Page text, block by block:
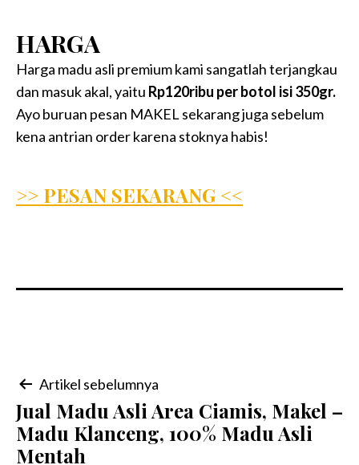
HARGA
Harga madu asli premium kami sangatlah terjangkau
dan masuk akal, yaitu Rp120ribu per botol isi 350gr.
Ayo buruan pesan MAKEL sekarang juga sebelum
kena antrian order karena stoknya habis!
>> PESAN SEKARANG <<
Navigasi
pos
Artikel sebelumnya
Jual Madu Asli Area Ciamis, Makel –
Madu Klanceng, 100% Madu Asli
Mentah